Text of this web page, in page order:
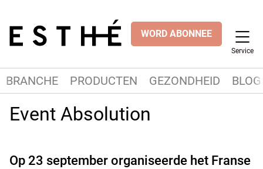
WORD ABONNEE
Service
BRANCHE PRODUCTEN GEZONDHEID
Event Absolution
Op 23 september organiseerde het Franse